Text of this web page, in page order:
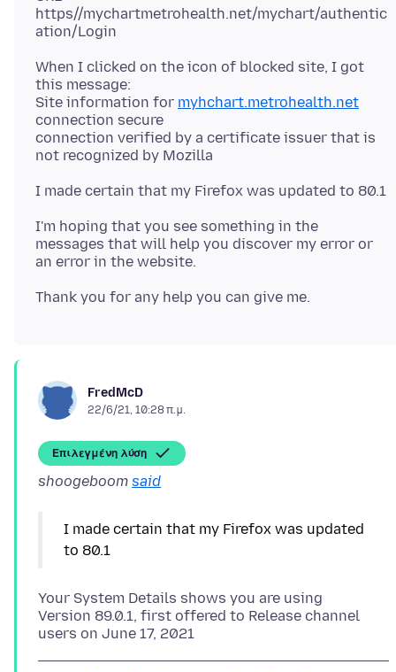
https//mychartmetrohealth.net/mychart/authentic
When I clicked on the icon of blocked site, I got
this message:
Site information for myhchart.metrohealth.net
connection secure
connection verified by a certificate issuer that is
I'm hoping that you see something in the
messages that will help you discover my error or
FredMcD
22/6/21, 10:28 π.μ.
Επιλεγμένη λύση
shoogeboom said
I made certain that my Firefox was updated
Your System Details shows you are using
Version 89.0.1, first offered to Release channel